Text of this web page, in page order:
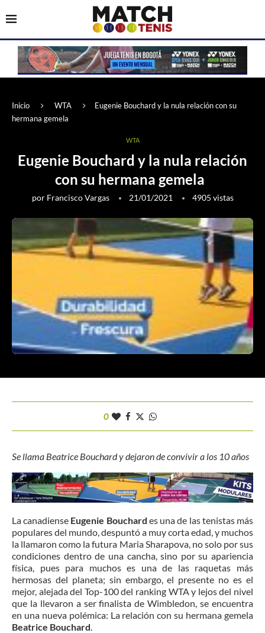
Inicio WTA
Eugenie Bouchard y la nula relación con su
hermana gemela
WTA
Eugenie Bouchard y la nula relación
con su hermana gemela
por Francisco Vargas 21/01/2021 4905 vistas
0
Se llama Beatrice Bouchard y dejaron de convivir a los 10 años
La canadiense Eugenie Bouchard es una de las tenistas más
populares del mundo, despuntó a muy corta edad, y muchos
la llamaron como la futura Maria Sharapova, no solo por sus
condiciones dentro de una cancha, sino por su apariencia
física, pues para muchos es una de las raquetas más
hermosas del planeta; sin embargo, el presente no es el
mejor, alejada del Top-100 del ranking WTA y lejos del nivel
que la llevaron a ser finalista de Wimbledon, se encuentra
en una nueva polémica: La relación con su hermana gemela
Beatrice Bouchard